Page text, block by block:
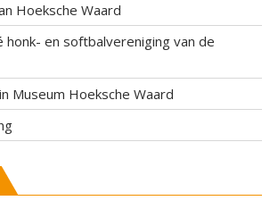
Hoeksche Waard
honk- en softbalvereniging van de
Museum Hoeksche Waard